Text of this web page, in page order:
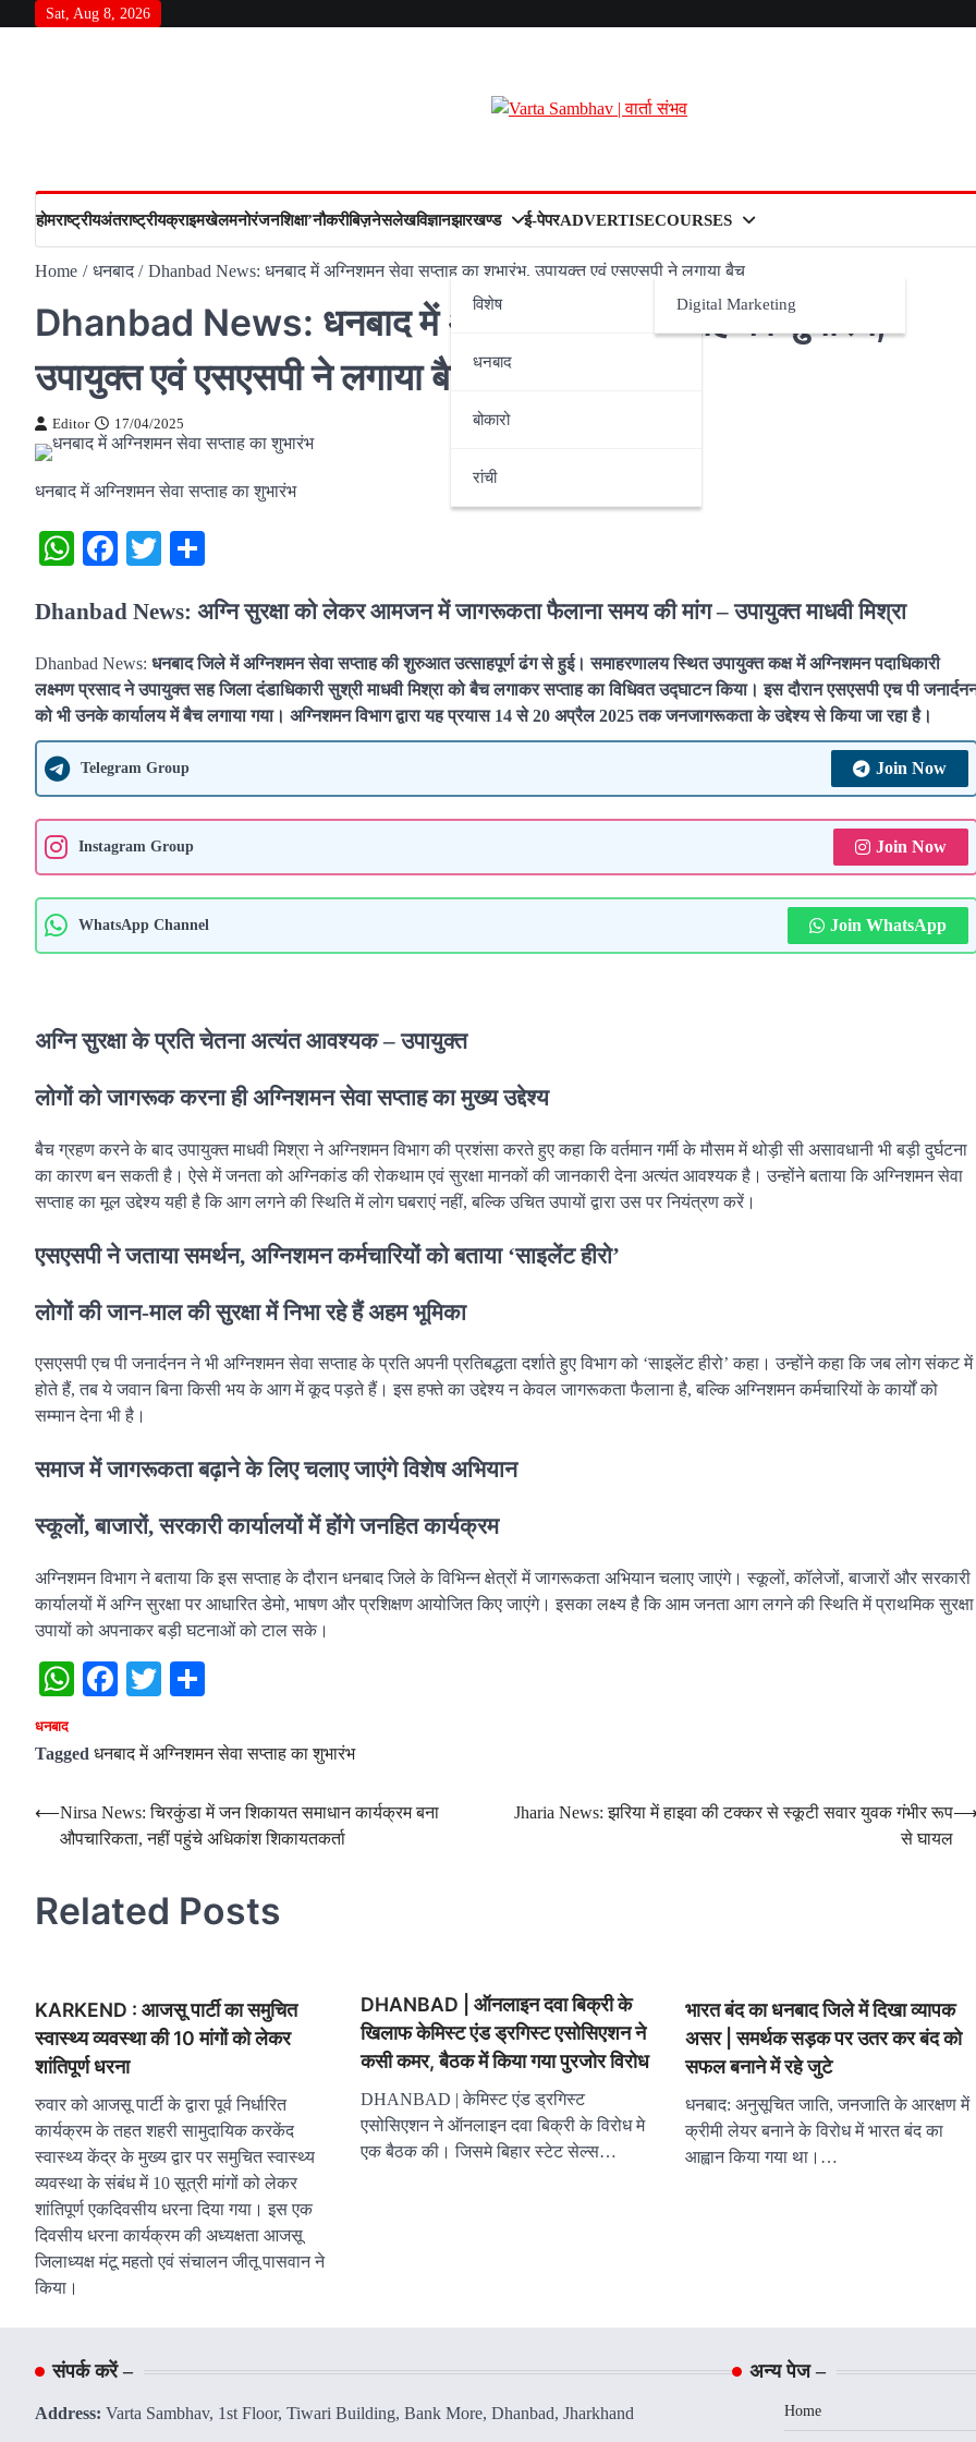
Sat, Aug 8, 2026
होमराष्‍ट्रीयअंतराष्‍ट्रीयक्राइमखेलमनोरंजनशिक्षा’नौकरीबिज़नेसलेखविज्ञानझारखण्ड
विशेष
धनबाद
बोकारो
रांची
ई-पेपरADVERTISECOURSES
Digital Marketing
Home धनबाद Dhanbad News: धनबाद में अग्निशमन सेवा सप्ताह का शुभारंभ, उपायुक्त एवं एसएसपी ने लगाया बैच
Dhanbad News: धनबाद में अग्निशमन सेवा सप्ताह का शुभारंभ,
उपायुक्त एवं एसएसपी ने लगाया बैच
Editor 17/04/2025
धनबाद में अग्निशमन सेवा सप्ताह का शुभारंभ
WhatsApp
Facebook
Twitter
Dhanbad News: अग्नि सुरक्षा को लेकर आमजन में जागरूकता फैलाना समय की मांग – उपायुक्त माधवी मिश्रा
Dhanbad News: धनबाद जिले में अग्निशमन सेवा सप्ताह की शुरुआत उत्साहपूर्ण ढंग से हुई। समाहरणालय स्थित उपायुक्त कक्ष में अग्निशमन पदाधिकारी
लक्ष्मण प्रसाद ने उपायुक्त सह जिला दंडाधिकारी सुश्री माधवी मिश्रा को बैच लगाकर सप्ताह का विधिवत उद्घाटन किया। इस दौरान एसएसपी एच पी
को भी उनके कार्यालय में बैच लगाया गया। अग्निशमन विभाग द्वारा यह प्रयास 14 से 20 अप्रैल 2025 तक जनजागरूकता के उद्देश्य से किया जा रहा है।
Telegram Group Join Now
Instagram Group Join Now
WhatsApp Channel Join WhatsApp
अग्नि सुरक्षा के प्रति चेतना अत्यंत आवश्यक – उपायुक्त
लोगों को जागरूक करना ही अग्निशमन सेवा सप्ताह का मुख्य उद्देश्य
बैच ग्रहण करने के बाद उपायुक्त माधवी मिश्रा ने अग्निशमन विभाग की प्रशंसा करते हुए कहा कि वर्तमान गर्मी के मौसम में थोड़ी सी असावधानी भी बड़ी दुर्घटना
का कारण बन सकती है। ऐसे में जनता को अग्निकांड की रोकथाम एवं सुरक्षा मानकों की जानकारी देना अत्यंत आवश्यक है। उन्होंने बताया कि अग्निशमन सेवा
सप्ताह का मूल उद्देश्य यही है कि आग लगने की स्थिति में लोग घबराएं नहीं, बल्कि उचित उपायों द्वारा उस पर नियंत्रण करें।
एसएसपी ने जताया समर्थन, अग्निशमन कर्मचारियों को बताया ‘साइलेंट हीरो’
लोगों की जान-माल की सुरक्षा में निभा रहे हैं अहम भूमिका
एसएसपी एच पी जनार्दनन ने भी अग्निशमन सेवा सप्ताह के प्रति अपनी प्रतिबद्धता दर्शाते हुए विभाग को ‘साइलेंट हीरो’ कहा। उन्होंने कहा कि जब लोग संकट में
होते हैं, तब ये जवान बिना किसी भय के आग में कूद पड़ते हैं। इस हफ्ते का उद्देश्य न केवल जागरूकता फैलाना है, बल्कि अग्निशमन कर्मचारियों के कार्यों को
सम्मान देना भी है।
समाज में जागरूकता बढ़ाने के लिए चलाए जाएंगे विशेष अभियान
स्कूलों, बाजारों, सरकारी कार्यालयों में होंगे जनहित कार्यक्रम
अग्निशमन विभाग ने बताया कि इस सप्ताह के दौरान धनबाद जिले के विभिन्न क्षेत्रों में जागरूकता अभियान चलाए जाएंगे। स्कूलों, कॉलेजों, बाजारों और सरकारी
कार्यालयों में अग्नि सुरक्षा पर आधारित डेमो, भाषण और प्रशिक्षण आयोजित किए जाएंगे। इसका लक्ष्य है कि आम जनता आग लगने की स्थिति में प्राथमिक सुरक्षा
उपायों को अपनाकर बड़ी घटनाओं को टाल सके।
WhatsApp
Facebook
Twitter
धनबाद
Tagged धनबाद में अग्निशमन सेवा सप्ताह का शुभारंभ
Post
navigation
⟵Nirsa News: चिरकुंडा में जन शिकायत समाधान कार्यक्रम बना
औपचारिकता, नहीं पहुंचे अधिकांश शिकायतकर्ता
Jharia News: झरिया में हाइवा की टक्कर से स्कूटी सवार युवक गंभीर रूप
से घायल
Related Posts
KARKEND : आजसू पार्टी का समुचित
स्वास्थ्य व्यवस्था की 10 मांगों को लेकर
शांतिपूर्ण धरना
रुवार को आजसू पार्टी के द्वारा पूर्व निर्धारित
कार्यक्रम के तहत शहरी सामुदायिक करकेंद
स्वास्थ्य केंद्र के मुख्य द्वार पर समुचित स्वास्थ्य
व्यवस्था के संबंध में 10 सूत्री मांगों को लेकर
शांतिपूर्ण एकदिवसीय धरना दिया गया। इस एक
दिवसीय धरना कार्यक्रम की अध्यक्षता आजसू
जिलाध्यक्ष मंटू महतो एवं संचालन जीतू पासवान ने
किया।
DHANBAD | ऑनलाइन दवा बिक्री के
खिलाफ केमिस्ट एंड ड्रगिस्ट एसोसिएशन ने
कसी कमर, बैठक में किया गया पुरजोर विरोध
DHANBAD | केमिस्ट एंड ड्रगिस्ट
एसोसिएशन ने ऑनलाइन दवा बिक्री के विरोध मे
एक बैठक की। जिसमे बिहार स्टेट सेल्स…
भारत बंद का धनबाद जिले में दिखा व्यापक
असर | समर्थक सड़क पर उतर कर बंद को
सफल बनाने में रहे जुटे
धनबाद: अनुसूचित जाति, जनजाति के आरक्षण में
क्रीमी लेयर बनाने के विरोध में भारत बंद का
आह्वान किया गया था।…
संपर्क करें –
Address: Varta Sambhav, 1st Floor, Tiwari Building, Bank More, Dhanbad, Jharkhand
अन्य पेज –
Home